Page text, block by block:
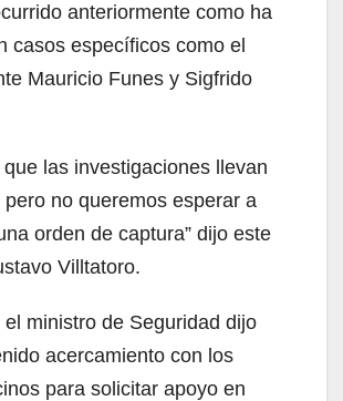
anteriormente como ha
casos específicos como el
Mauricio Funes y Sigfrido
que las investigaciones llevan
no queremos esperar a
orden de captura” dijo este
Villtatoro.
ministro de Seguridad dijo
acercamiento con los
para solicitar apoyo en